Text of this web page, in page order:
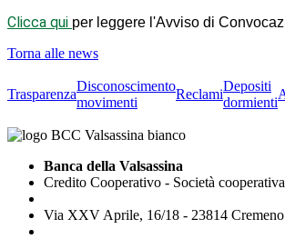
Clicca qui per leggere l'Avviso di
Torna alle news
Trasparenza
Disconoscimento
movimenti
Reclami
Depositi
dormienti
Banca della Valsassina
Credito Cooperativo - Società cooperativa
Via XXV Aprile, 16/18 - 23814